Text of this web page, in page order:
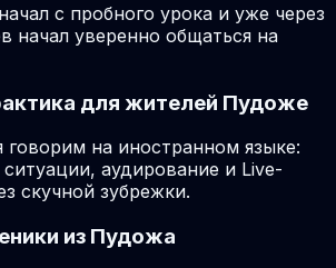
с пробного урока и уже через
начал уверенно общаться на
для жителей Пудоже
говорим на иностранном языке:
аудирование и Live-
скучной зубрежки.
из Пудожа